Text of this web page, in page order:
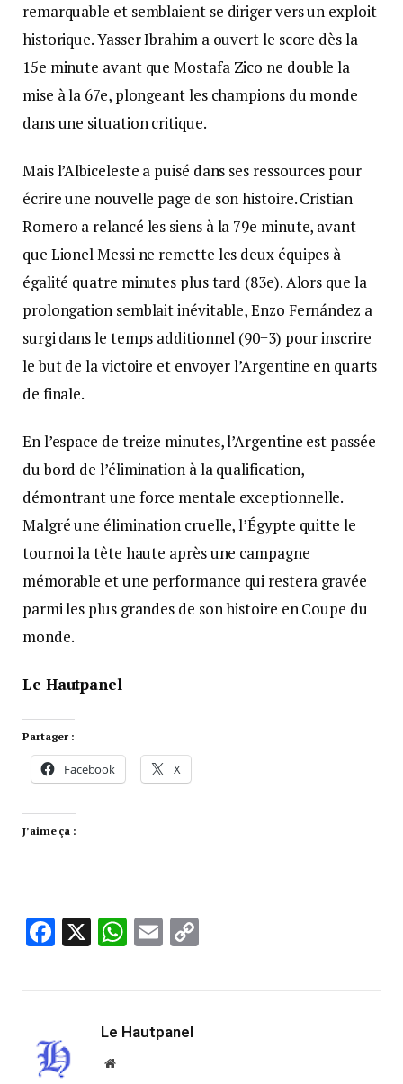
remarquable et semblaient se diriger vers un exploit
historique. Yasser Ibrahim a ouvert le score dès la
15e minute avant que Mostafa Zico ne double la
mise à la 67e, plongeant les champions du monde
dans une situation critique.
Mais l’Albiceleste a puisé dans ses ressources pour
écrire une nouvelle page de son histoire. Cristian
Romero a relancé les siens à la 79e minute, avant
que Lionel Messi ne remette les deux équipes à
égalité quatre minutes plus tard (83e). Alors que la
prolongation semblait inévitable, Enzo Fernández a
surgi dans le temps additionnel (90+3) pour inscrire
le but de la victoire et envoyer l’Argentine en quarts
de finale.
En l’espace de treize minutes, l’Argentine est passée
du bord de l’élimination à la qualification,
démontrant une force mentale exceptionnelle.
Malgré une élimination cruelle, l’Égypte quitte le
tournoi la tête haute après une campagne
mémorable et une performance qui restera gravée
parmi les plus grandes de son histoire en Coupe du
monde.
Le Hautpanel
Partager :
Facebook X
J’aime ça :
Facebook
X WhatsApp
Email
Le Hautpanel
Website